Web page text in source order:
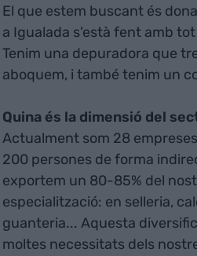
El que estem buscant és
a Igualada s'està fent amb
Tenim una depuradora que
aboquem, i també tenim un
Quina és la dimensió del
Actualment som 28
200 persones de forma
exportem un 80-85% del
especialització: en selleria,
guanteria... Aquesta
moltes necessitats dels